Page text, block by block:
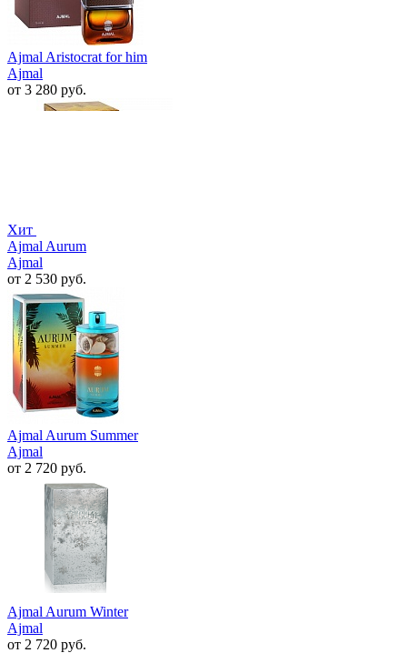
Ajmal Aristocrat for him
Ajmal
от 3 280 руб.
Хит
Ajmal Aurum
Ajmal
от 2 530 руб.
Ajmal Aurum Summer
Ajmal
от 2 720 руб.
Ajmal Aurum Winter
Ajmal
от 2 720 руб.